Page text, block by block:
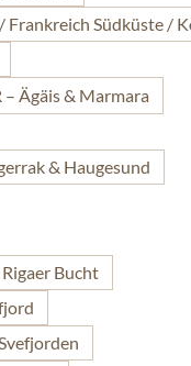
Frankreich Südküste /
– Ägäis & Marmara
& Haugesund
Bucht